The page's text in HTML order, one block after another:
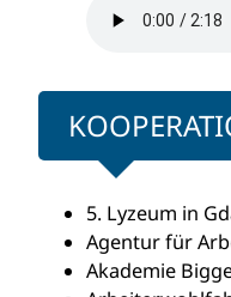
5. Lyzeum in
Agentur für
Akademie